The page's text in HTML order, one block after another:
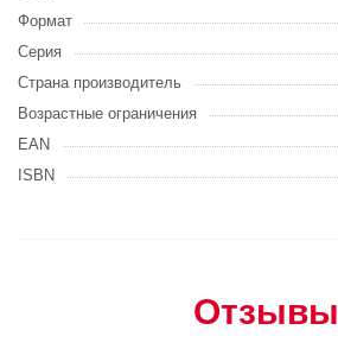
Формат
Серия
Страна производитель
Возрастные ограничения
EAN
ISBN
Отзывы